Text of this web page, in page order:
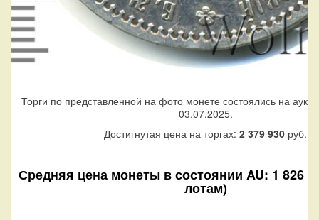
Торги по представленной на фото монете состоялись на
03.07.2025.
Достигнутая цена на торгах: 2 379 930 руб.
Средняя цена монеты в состоянии AU: 1 826
лотам)